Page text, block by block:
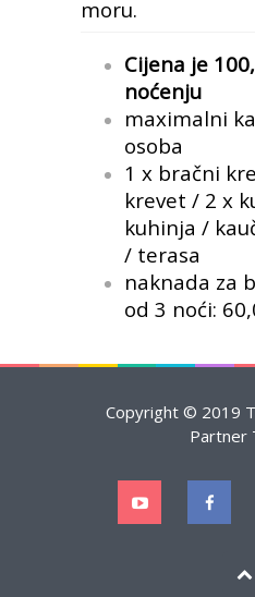
moru.
Cijena je
noćenju
maximalni
osoba
1 x bračni
krevet / 2 x
kuhinja /
/ terasa
naknada za
od 3 noći:
Copyright © 2019
Partner